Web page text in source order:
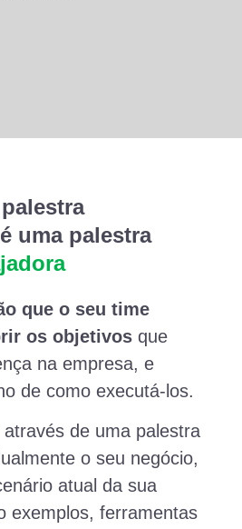
uma palestra
que o seu time
os objetivos que
na empresa, e
de como executá-los.
de uma palestra
o seu negócio,
atual da sua
exemplos, ferramentas